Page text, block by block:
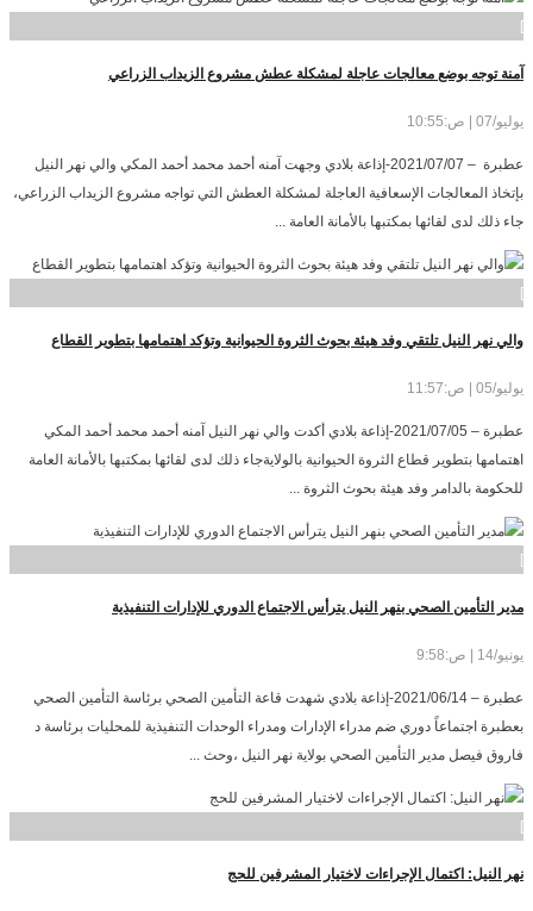
]
آمنة توجه بوضع معالجات عاجلة لمشكلة عطش مشروع الزيداب الزراعي
يوليو/07 | ص:10:55
عطبرة – 2021/07/07-إذاعة بلادي وجهت آمنه أحمد محمد أحمد المكي والي نهر النيل
بإتخاذ المعالجات الإسعافية العاجلة لمشكلة العطش التي تواجه مشروع الزيداب الزراعي،
جاء ذلك لدى لقائها بمكتبها بالأمانة العامة ...
]
والي نهر النيل تلتقي وفد هيئة بحوث الثروة الحيوانية وتؤكد اهتمامها بتطوير القطاع
يوليو/05 | ص:11:57
عطبرة – 2021/07/05-إذاعة بلادي أكدت والي نهر النيل آمنه أحمد محمد أحمد المكي
اهتمامها بتطوير قطاع الثروة الحيوانية بالولايةجاء ذلك لدى لقائها بمكتبها بالأمانة العامة
للحكومة بالدامر وفد هيئة بحوث الثروة ...
]
مدير التأمين الصحي بنهر النيل يترأس الاجتماع الدوري للإدارات التنفيذية
يونيو/14 | ص:9:58
عطبرة – 2021/06/14-إذاعة بلادي شهدت قاعة التأمين الصحي برئاسة التأمين الصحي
بعطبرة اجتماعاً دوري ضم مدراء الإدارات ومدراء الوحدات التنفيذية للمحليات برئاسة د
فاروق فيصل مدير التأمين الصحي بولاية نهر النيل ،وحث ...
]
نهر النيل: اكتمال الإجراءات لاختيار المشرفين للحج